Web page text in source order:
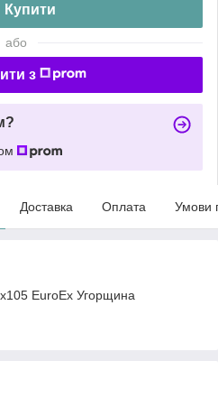
Купити
або
з
Доставка Оплата Умови
EuroEx Угорщина